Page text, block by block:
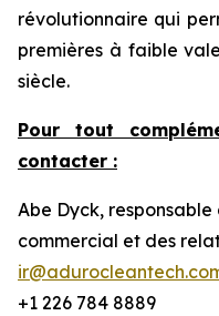
révolutionnaire qui
premières à faible
siècle.
Pour tout
contacter :
Abe Dyck,
commercial et des
+1 226 784 8889